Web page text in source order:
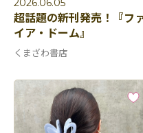
2026.06.05
超話題の新刊発売！『フ
イア・ドーム』
くまざわ書店